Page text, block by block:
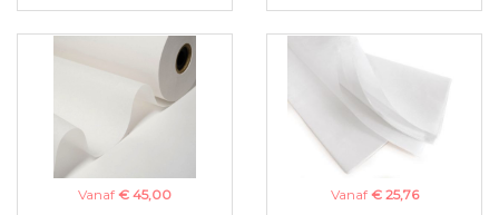
Vanaf € 45,00
Vanaf € 25,76